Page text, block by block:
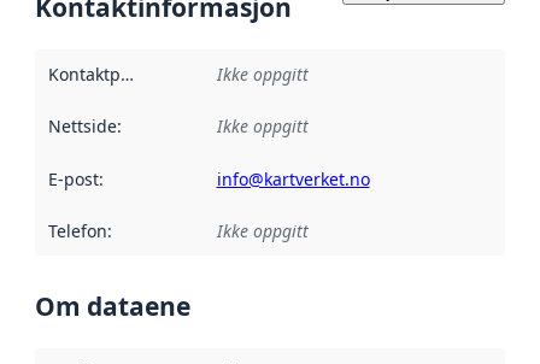
Kontaktinformasjon
Kontaktpunkt Ikke oppgitt
Nettside: Ikke oppgitt
E-post: info@kartverket.no
Telefon: Ikke oppgitt
Om dataene